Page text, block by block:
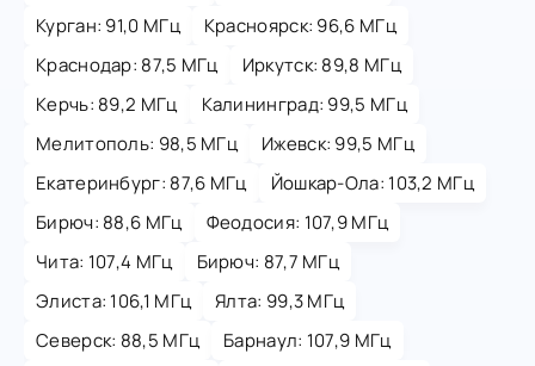
Курган: 91,0 МГц
Красноярск: 96,6 МГц
Краснодар: 87,5 МГц
Иркутск: 89,8 МГц
Керчь: 89,2 МГц
Калининград: 99,5 МГц
Мелитополь: 98,5 МГц
Ижевск: 99,5 МГц
Екатеринбург: 87,6 МГц
Йошкар-Ола: 103,2 МГц
Бирюч: 88,6 МГц
Феодосия: 107,9 МГц
Чита: 107,4 МГц
Бирюч: 87,7 МГц
Элиста: 106,1 МГц
Ялта: 99,3 МГц
Северск: 88,5 МГц
Барнаул: 107,9 МГц